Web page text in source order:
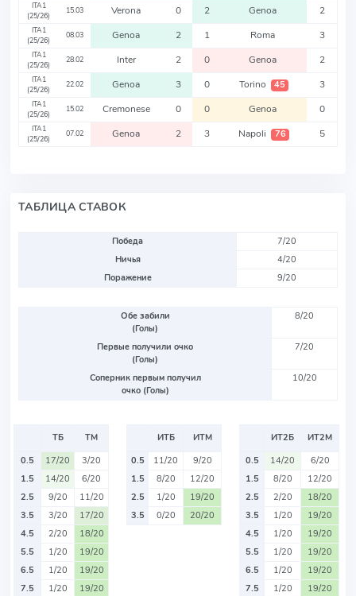
ITA1
(25/26)
15.03 Verona 0 2 Genoa 2
ITA1
(25/26)
08.03 Genoa 2 1 Roma 3
ITA1
(25/26)
28.02 Inter 2 0 Genoa 2
ITA1
(25/26)
22.02 Genoa 3 0 Torino 45 3
ITA1
(25/26)
15.02 Cremonese 0 0 Genoa 0
ITA1
(25/26)
07.02 Genoa 2 3 Napoli 76 5
ТАБЛИЦА СТАВОК
Победа
7/20
Ничья
4/20
Поражение
9/20
Обе забили
(Голы)
8/20
Первые получили очко
(Голы)
7/20
Соперник первым получил
очко (Голы)
10/20
ТБ
ТМ
0.5
17/20
3/20
1.5
14/20
6/20
2.5
9/20
11/20
3.5
3/20
17/20
4.5
2/20
18/20
5.5
1/20
19/20
6.5
1/20
19/20
7.5
1/20
19/20
ИТБ
ИТМ
0.5
11/20
9/20
1.5
8/20
12/20
2.5
1/20
19/20
3.5
0/20 20/20
ИТ2Б
ИТ2М
0.5
14/20
6/20
1.5
8/20
12/20
2.5
2/20
18/20
3.5
1/20
19/20
4.5
1/20
19/20
5.5
1/20
19/20
6.5
1/20
19/20
7.5
1/20
19/20